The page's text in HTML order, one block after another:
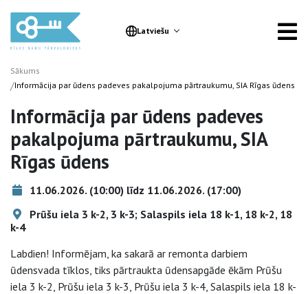
Latviešu
Sākums
/Informācija par ūdens padeves pakalpojuma pārtraukumu, SIA Rīgas ūdens
Informācija par ūdens padeves
pakalpojuma pārtraukumu, SIA
Rīgas ūdens
11.06.2026. (10:00) līdz 11.06.2026. (17:00)
Prūšu iela 3 k-2, 3 k-3; Salaspils iela 18 k-1, 18 k-2, 18
k-4
Labdien! Informējam, ka sakarā ar remonta darbiem
ūdensvada tīklos, tiks pārtraukta ūdensapgāde ēkām Prūšu
iela 3 k-2, Prūšu iela 3 k-3, Prūšu iela 3 k-4, Salaspils iela 18 k-